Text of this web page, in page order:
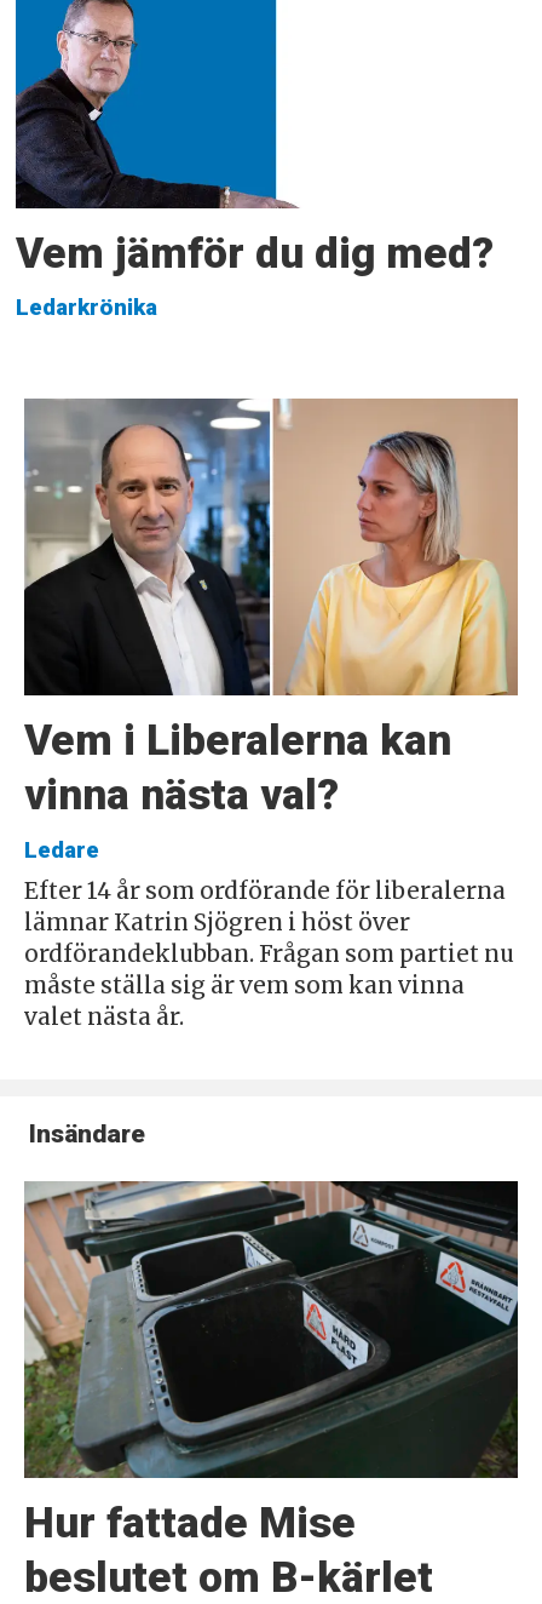
Vem jämför du dig med?
Ledarkrönika
Vem i Liberalerna kan
vinna nästa val?
Ledare
Efter 14 år som ordförande för liberalerna
lämnar Katrin Sjögren i höst över
ordförandeklubban. Frågan som partiet nu
måste ställa sig är vem som kan vinna
valet nästa år.
Insändare
Hur fattade Mise
beslutet om B-kärlet